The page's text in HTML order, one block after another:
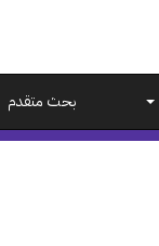
بحث متقدم